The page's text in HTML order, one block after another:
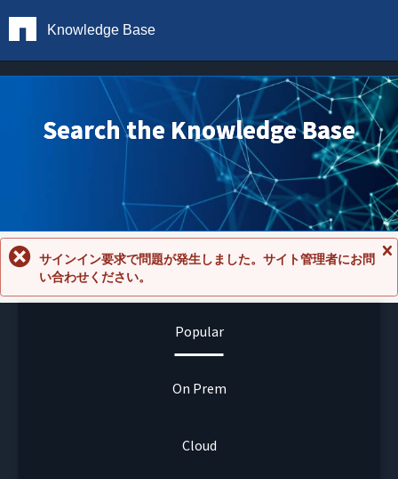
Knowledge Base
Search the Knowledge Base
セ
サインイン要求で問題が発生しました。サイト管理者にお問
い合わせください。
Popular
On Prem
Cloud